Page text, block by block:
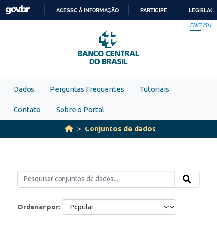
Skip to main content
PARA
O
CONTEÚDO
ACESSO À INFORMAÇÃO PARTICIPE
ENGLISH
Dados Perguntas Frequentes Tutoriais
Contato Sobre o Portal
Conjuntos de dados
Ordenar por